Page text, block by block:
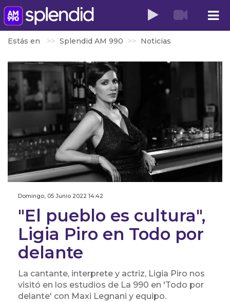
Estás en Splendid AM 990 Noticias
Domingo, 05 Junio 2022 14:42
"El pueblo es cultura",
Ligia Piro en Todo por
delante
La cantante, interprete y actriz, Ligia Piro nos
visitó en los estudios de La 990 en 'Todo por
delante' con Maxi Legnani y equipo.